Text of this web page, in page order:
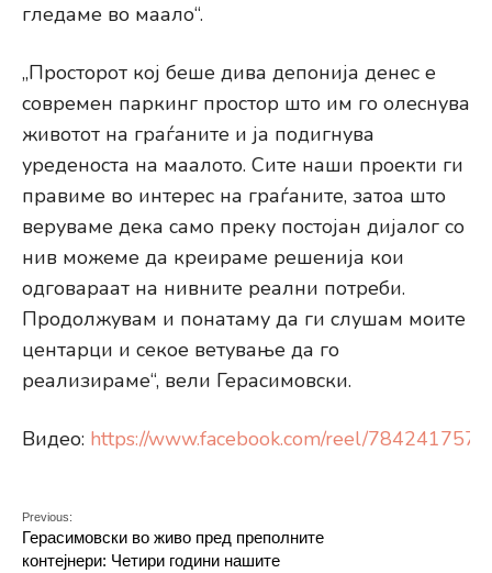
гледаме во маало“.
„Просторот кој беше дива депонија денес е
современ паркинг простор што им го олеснува
животот на граѓаните и ја подигнува
уреденоста на маалото. Сите наши проекти ги
правиме во интерес на граѓаните, затоа што
веруваме дека само преку постојан дијалог со
нив можеме да креираме решенија кои
одговараат на нивните реални потреби.
Продолжувам и понатаму да ги слушам моите
центарци и секое ветување да го
реализираме“, вели Герасимовски.
Видео: https://www.facebook.com/reel/
Previous:
Герасимовски во живо пред преполните
контејнери: Четири години нашите